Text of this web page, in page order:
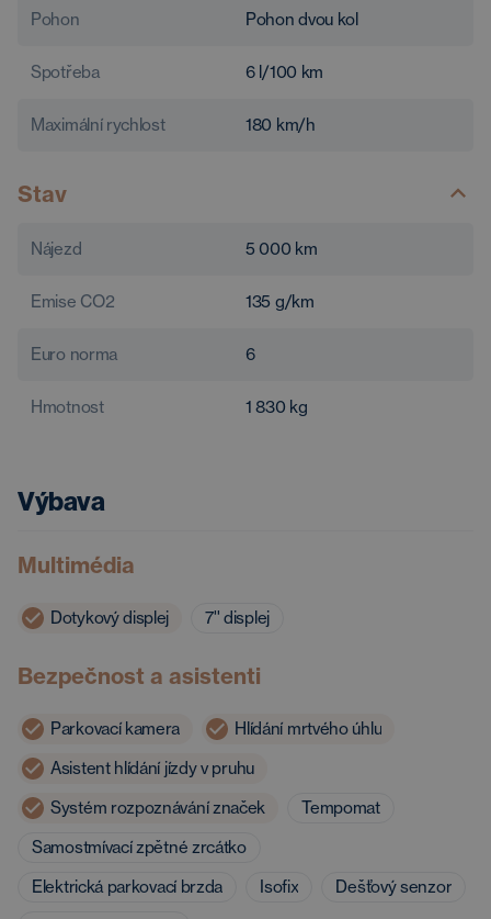
Pohon Pohon dvou kol
Spotřeba 6 l/100 km
Maximální rychlost 180 km/h
Stav
Nájezd 5 000 km
Emise CO2 135 g/km
Euro norma 6
Hmotnost 1 830 kg
Výbava
Multimédia
Dotykový displej 7'' displej
Bezpečnost a asistenti
Parkovací kamera
Hlídání mrtvého úhlu
Asistent hlídání jízdy v pruhu
Systém rozpoznávání značek
Tempomat
Samostmívací zpětné zrcátko
Elektrická parkovací brzda
Isofix
Dešťový senzor